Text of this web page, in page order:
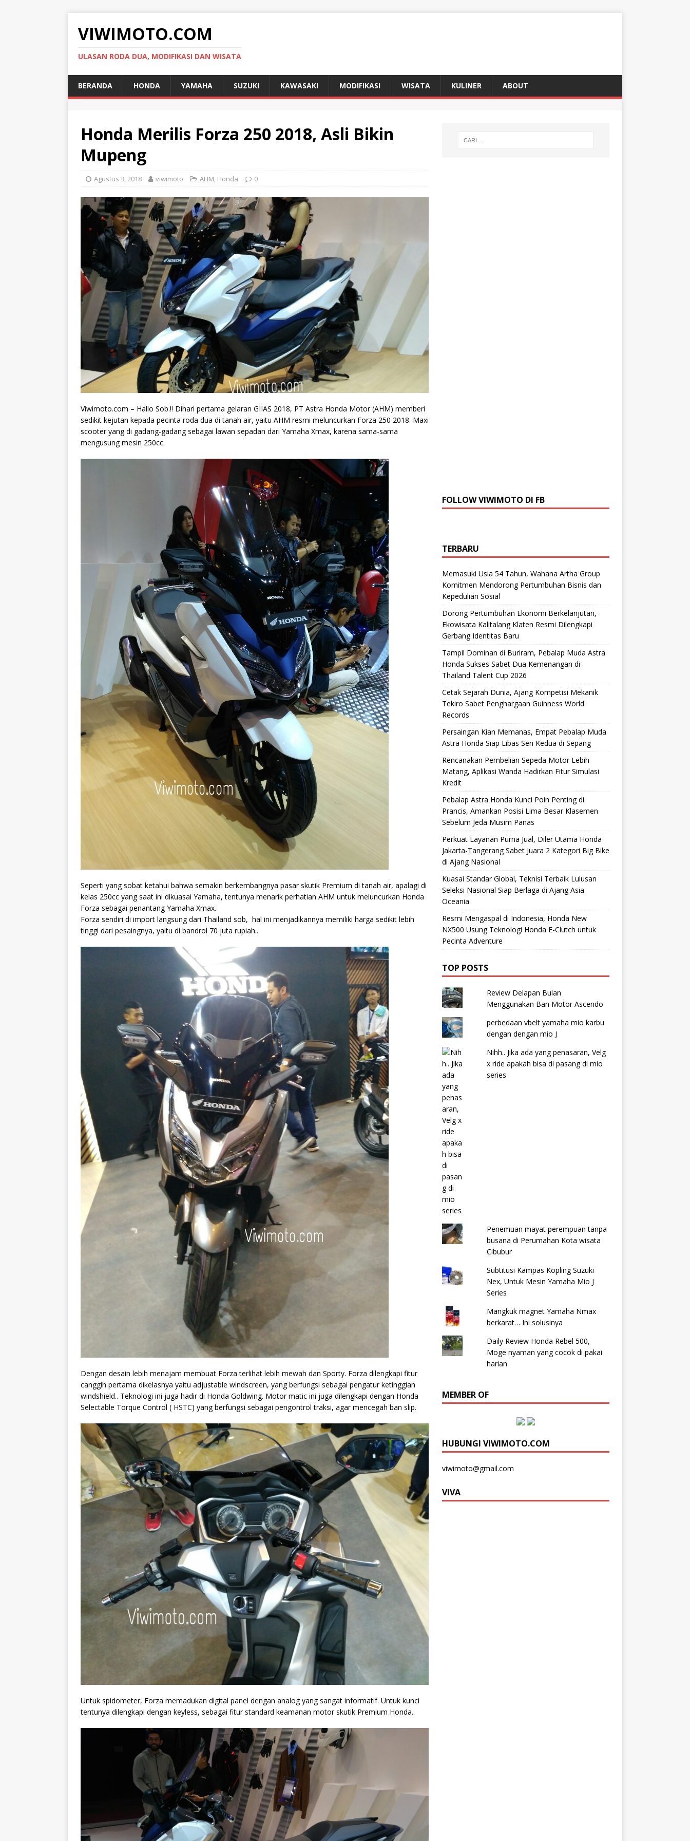
VIWIMOTO.COM
ULASAN RODA DUA, MODIFIKASI DAN WISATA
BERANDA HONDA YAMAHA SUZUKI KAWASAKI MODIFIKASI WISATA KULINER ABOUT
Honda Merilis Forza 250 2018, Asli Bikin
Mupeng
Agustus 3, 2018 viwimoto AHM, Honda 0
Viwimoto.com – Hallo Sob.!! Dihari pertama gelaran GIIAS 2018, PT Astra Honda Motor (AHM) memberi
sedikit kejutan kepada pecinta roda dua di tanah air, yaitu AHM resmi meluncurkan Forza 250 2018. Maxi
scooter yang di gadang-gadang sebagai lawan sepadan dari Yamaha Xmax, karena sama-sama
mengusung mesin 250cc.
Seperti yang sobat ketahui bahwa semakin berkembangnya pasar skutik Premium di tanah air, apalagi di
kelas 250cc yang saat ini dikuasai Yamaha, tentunya menarik perhatian AHM untuk meluncurkan Honda
Forza sebagai penantang Yamaha Xmax.
Forza sendiri di import langsung dari Thailand sob, hal ini menjadikannya memiliki harga sedikit lebih
tinggi dari pesaingnya, yaitu di bandrol 70 juta rupiah..
Dengan desain lebih menajam membuat Forza terlihat lebih mewah dan Sporty. Forza dilengkapi fitur
canggih pertama dikelasnya yaitu adjustable windscreen, yang berfungsi sebagai pengatur ketinggian
windshield.. Teknologi ini juga hadir di Honda Goldwing. Motor matic ini juga dilengkapi dengan Honda
Selectable Torque Control ( HSTC) yang berfungsi sebagai pengontrol traksi, agar mencegah ban slip.
Untuk spidometer, Forza memadukan digital panel dengan analog yang sangat informatif. Untuk kunci
tentunya dilengkapi dengan keyless, sebagai fitur standard keamanan motor skutik Premium Honda..
FOLLOW VIWIMOTO DI FB
TERBARU
Memasuki Usia 54 Tahun, Wahana Artha Group
Komitmen Mendorong Pertumbuhan Bisnis dan
Kepedulian Sosial
Dorong Pertumbuhan Ekonomi Berkelanjutan,
Ekowisata Kalitalang Klaten Resmi Dilengkapi
Gerbang Identitas Baru
Tampil Dominan di Buriram, Pebalap Muda Astra
Honda Sukses Sabet Dua Kemenangan di
Thailand Talent Cup 2026
Cetak Sejarah Dunia, Ajang Kompetisi Mekanik
Tekiro Sabet Penghargaan Guinness World
Records
Persaingan Kian Memanas, Empat Pebalap Muda
Astra Honda Siap Libas Seri Kedua di Sepang
Rencanakan Pembelian Sepeda Motor Lebih
Matang, Aplikasi Wanda Hadirkan Fitur Simulasi
Kredit
Pebalap Astra Honda Kunci Poin Penting di
Prancis, Amankan Posisi Lima Besar Klasemen
Sebelum Jeda Musim Panas
Perkuat Layanan Purna Jual, Diler Utama Honda
Jakarta-Tangerang Sabet Juara 2 Kategori Big Bike
di Ajang Nasional
Kuasai Standar Global, Teknisi Terbaik Lulusan
Seleksi Nasional Siap Berlaga di Ajang Asia
Oceania
Resmi Mengaspal di Indonesia, Honda New
NX500 Usung Teknologi Honda E-Clutch untuk
Pecinta Adventure
TOP POSTS
Review Delapan Bulan
Menggunakan Ban Motor Ascendo
perbedaan vbelt yamaha mio karbu
dengan dengan mio J
Nihh.. Jika ada yang penasaran, Velg
x ride apakah bisa di pasang di mio
series
Penemuan mayat perempuan tanpa
busana di Perumahan Kota wisata
Cibubur
Subtitusi Kampas Kopling Suzuki
Nex, Untuk Mesin Yamaha Mio J
Series
Mangkuk magnet Yamaha Nmax
berkarat… Ini solusinya
Daily Review Honda Rebel 500,
Moge nyaman yang cocok di pakai
harian
MEMBER OF
HUBUNGI VIWIMOTO.COM
viwimoto@gmail.com
VIVA